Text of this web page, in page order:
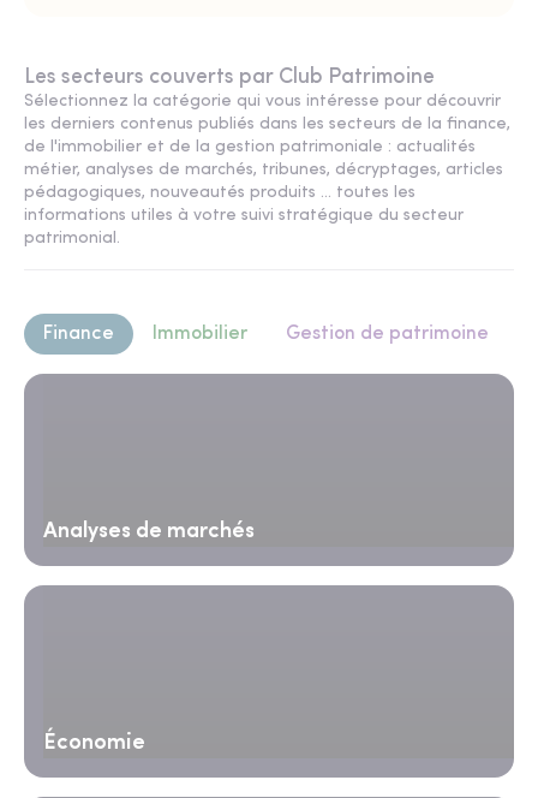
Les secteurs couverts par Club Patrimoine
Sélectionnez la catégorie qui vous intéresse pour découvrir
les derniers contenus publiés dans les secteurs de la finance,
de l'immobilier et de la gestion patrimoniale : actualités
métier, analyses de marchés, tribunes, décryptages, articles
pédagogiques, nouveautés produits ... toutes les
informations utiles à votre suivi stratégique du secteur
patrimonial.
Finance Immobilier Gestion de patrimoine
Analyses de marchés
Économie